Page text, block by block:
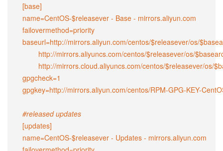
[base]
name=CentOS-$releasever - Base - mirrors.aliyun.com
failovermethod=priority
baseurl=http://mirrors.aliyun.com/centos/$releasever/os/
gpgcheck=1
gpgkey=http://mirrors.aliyun.com/centos/RPM-GPG-KEY-
#released updates
[updates]
name=CentOS-$releasever - Updates - mirrors.aliyun.com